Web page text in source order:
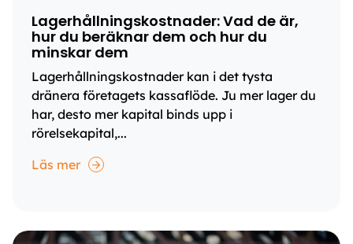
Lagerhållningskostnader: Vad de är,
hur du beräknar dem och hur du
minskar dem
Lagerhållningskostnader kan i det tysta
dränera företagets kassaflöde. Ju mer lager du
har, desto mer kapital binds upp i
rörelsekapital,...
Läs mer